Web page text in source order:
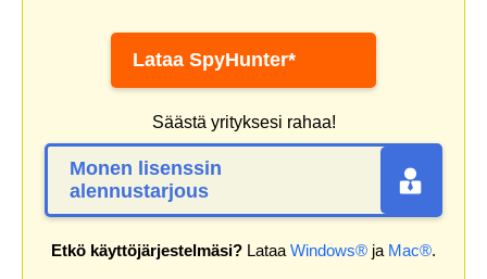
Lataa SpyHunter*
Säästä yrityksesi rahaa!
Monen lisenssin
alennustarjous
Etkö käyttöjärjestelmäsi? Lataa Windows® ja Mac®.